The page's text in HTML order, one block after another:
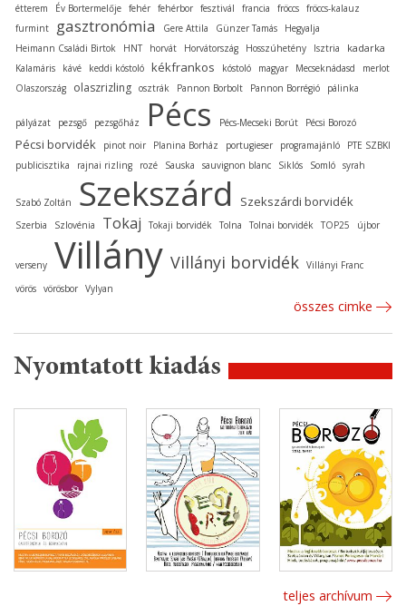
étterem
Év Bortermelője fehér fehérbor fesztivál francia fröccs fröccs-kalauz
furmint
gasztronómia Gere Attila Günzer Tamás
Hegyalja
Heimann Családi Birtok
HNT horvát Horvátország Hosszúhetény Isztria kadarka
Kalamáris kávé keddi kóstoló kékfrankos kóstoló magyar Mecseknádasd
merlot
Olaszország
olaszrizling osztrák Pannon Borbolt Pannon Borrégió pálinka
pályázat pezsgő pezsgőház Pécs Pécs-Mecseki Borút Pécsi Borozó
Pécsi borvidék pinot noir Planina Borház portugieser programajánló
PTE SZBKI
publicisztika
rajnai rizling rozé Sauska sauvignon blanc Siklós Somló syrah
Szabó Zoltán Szekszárd Szekszárdi borvidék
Szerbia Szlovénia Tokaj Tokaji borvidék Tolna Tolnai borvidék TOP25 újbor
verseny Villány Villányi borvidék Villányi Franc
vörös vörösbor Vylyan
összes cimke
Nyomtatott kiadás
teljes archívum